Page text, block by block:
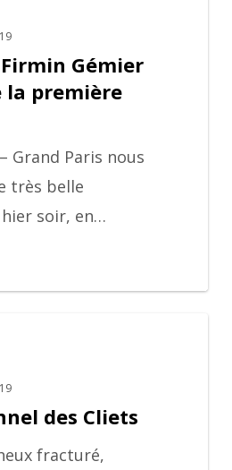
Gémier
la première
Grand Paris nous
très belle
soir, en…
des Cliets
fracturé,